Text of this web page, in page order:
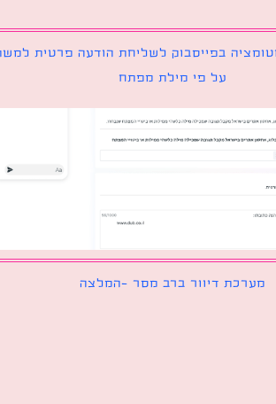
בפייסבוק לשליחת הודעה פרטית למשתמש
על פי מילת מפתח
דיוור ברב מסר -המלצה